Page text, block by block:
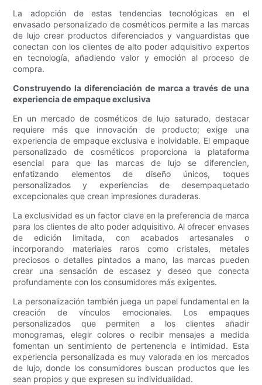
La adopción de estas tendencias tecnológicas en el
envasado personalizado de cosméticos permite a las marcas
de lujo crear productos diferenciados y vanguardistas que
conectan con los clientes de alto poder adquisitivo expertos
en tecnología, añadiendo valor y emoción al proceso de
compra.
Construyendo la diferenciación de marca a través de una
experiencia de empaque exclusiva
En un mercado de cosméticos de lujo saturado, destacar
requiere más que innovación de producto; exige una
experiencia de empaque exclusiva e inolvidable. El empaque
personalizado de cosméticos proporciona la plataforma
esencial para que las marcas de lujo se diferencien,
enfatizando elementos de diseño únicos, toques
personalizados y experiencias de desempaquetado
excepcionales que crean impresiones duraderas.
La exclusividad es un factor clave en la preferencia de marca
para los clientes de alto poder adquisitivo. Al ofrecer envases
de edición limitada, con acabados artesanales o
incorporando materiales raros como cristales, metales
preciosos o detalles pintados a mano, las marcas pueden
crear una sensación de escasez y deseo que conecta
profundamente con los consumidores más exigentes.
La personalización también juega un papel fundamental en la
creación de vínculos emocionales. Los empaques
personalizados que permiten a los clientes añadir
monogramas, elegir colores o recibir mensajes a medida
fomentan un sentimiento de pertenencia e intimidad. Esta
experiencia personalizada es muy valorada en los mercados
de lujo, donde los consumidores buscan productos que les
sean propios y que expresen su individualidad.